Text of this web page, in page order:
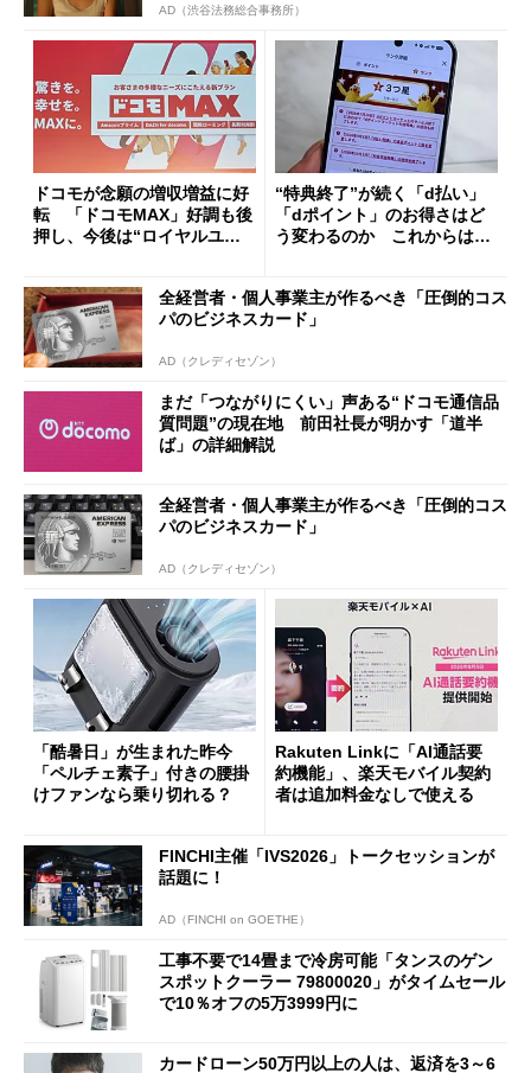
AD（渋谷法務総合事務所）
ドコモが念願の増収増益に好
転 「ドコモMAX」好調も後
押し、今後は“ロイヤルユー
“特典終了”が続く「d払い」
「dポイント」のお得さはど
う変わるのか これからは
全経営者・個人事業主が作るべき「圧倒的コス
パのビジネスカード」
AD（クレディセゾン）
まだ「つながりにくい」声ある“ドコモ通信品
質問題”の現在地 前田社長が明かす「道半
ば」の詳細解説
全経営者・個人事業主が作るべき「圧倒的コス
パのビジネスカード」
AD（クレディセゾン）
「酷暑日」が生まれた昨今
「ペルチェ素子」付きの腰掛
けファンなら乗り切れる？
Rakuten Linkに「AI通話要
約機能」、楽天モバイル契約
者は追加料金なしで使える
FINCHI主催「IVS2026」トークセッションが
話題に！
AD（FINCHI on GOETHE）
工事不要で14畳まで冷房可能「タンスのゲン
スポットクーラー 79800020」がタイムセール
で10％オフの5万3999円に
カードローン50万円以上の人は、返済を3～6